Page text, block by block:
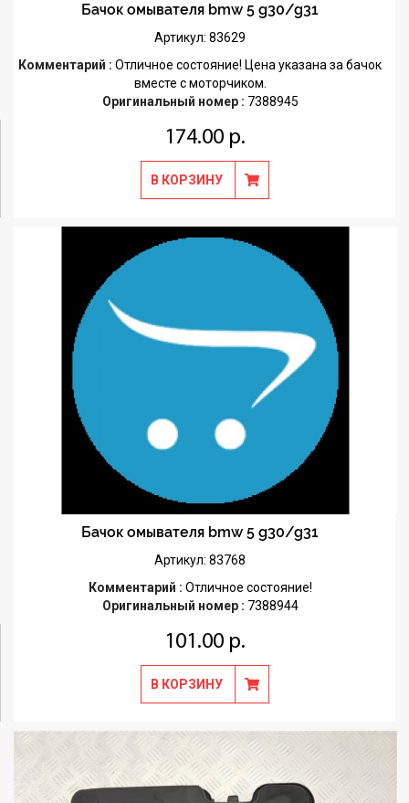
Бачок омывателя bmw 5 g30/g31
Артикул: 83629
Комментарий : Отличное состояние! Цена указана за бачок
вместе с моторчиком.
Оригинальный номер : 7388945
174.00 р.
В КОРЗИНУ
Бачок омывателя bmw 5 g30/g31
Артикул: 83768
Комментарий : Отличное состояние!
Оригинальный номер : 7388944
101.00 р.
В КОРЗИНУ